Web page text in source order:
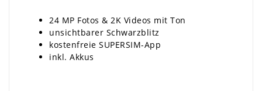
24 MP Fotos & 2K Videos mit Ton
unsichtbarer Schwarzblitz
kostenfreie SUPERSIM-App
inkl. Akkus